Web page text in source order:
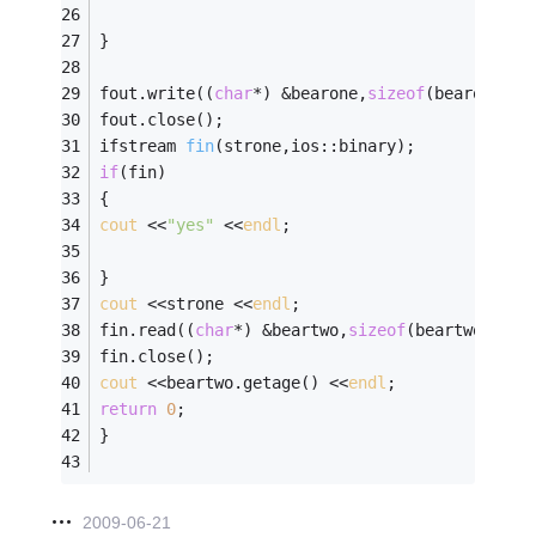
}
fout.write((char*) &bearone,sizeof
fout.close();
ifstream fin(strone,ios::binary) ;
if(fin)
{
cout <<"yes" <<endl ;
}
cout <<strone <<endl ;
fin.read((char*) &beartwo,sizeof(beartwo));
fin.close();
cout <<beartwo.getage() <<endl ;
return 0;
}
2009-06-21